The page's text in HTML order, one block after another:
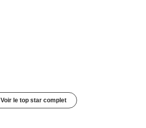
Voir le top star complet